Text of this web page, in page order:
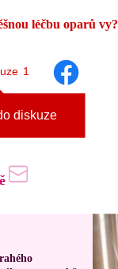
léčbu oparů vy?
1
diskuze